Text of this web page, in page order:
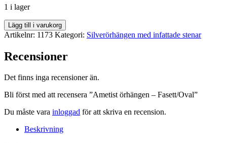
1 i lager
Ametist
örhängen
Fasett/Oval
mängd
Lägg till i varukorg
Artikelnr: 1173 Kategori: Silverörhängen med infattade stenar
Recensioner
Det finns inga recensioner än.
Bli först med att recensera ”Ametist örhängen – Fasett/Oval”
Du måste vara inloggad för att skriva en recension.
Beskrivning